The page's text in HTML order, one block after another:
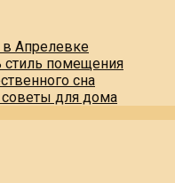
Апрелевке
стиль помещения
сна
советы для дома